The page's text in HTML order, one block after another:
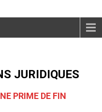
JURIDIQUES
PRIME DE FIN